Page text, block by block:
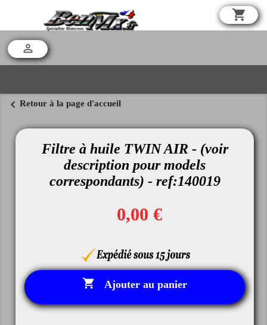
shopping_cart

chevron_left Retour à la page d'accueil
Filtre à huile TWIN AIR - (voir
description pour models
correspondants) - ref:140019
0,00 €
 Ajouter au panier